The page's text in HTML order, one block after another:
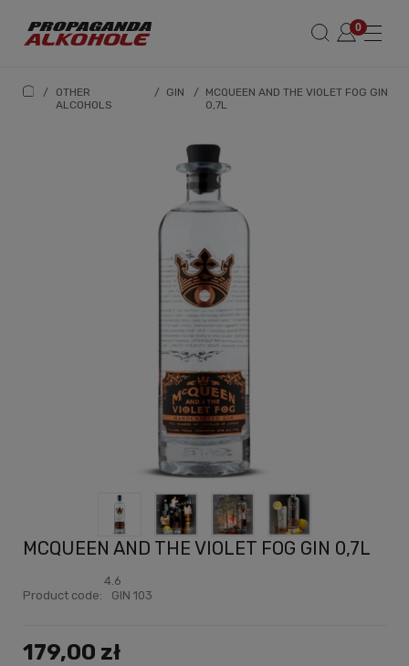
/
OTHER
ALCOHOLS
/ GIN / MCQUEEN AND THE VIOLET FOG GIN
0,7L
MCQUEEN AND THE VIOLET FOG GIN 0,7L
4.6
Product code:
GIN 103
179,00 zł